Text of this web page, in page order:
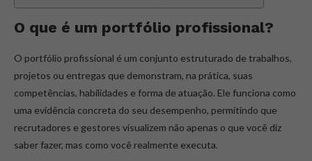
O que é um portfólio profissional?
O portfólio profissional é um conjunto estruturado de trabalhos,
projetos ou entregas que demonstram, na prática, suas
competências, habilidades e forma de atuação. Ele funciona como
uma evidência concreta do seu desempenho, permitindo que
recrutadores e gestores visualizem não apenas o que você diz
saber fazer, mas como você realmente executa.